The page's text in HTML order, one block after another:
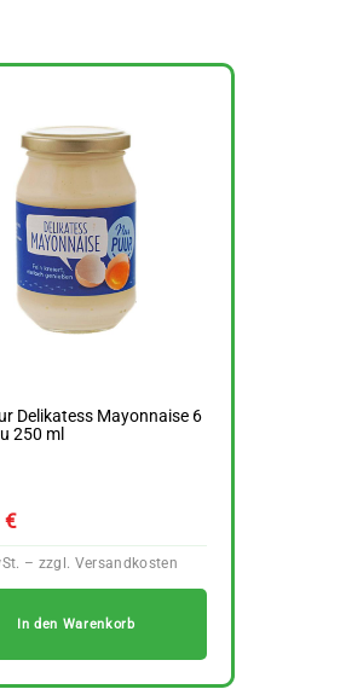
Delikatess Mayonnaise 6
250 ml
€
In den Warenkorb